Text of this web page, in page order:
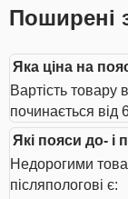
Поширені
Яка ціна на
Вартість товару
починається від
Які пояси до- і
Недорогими
післяпологові є: